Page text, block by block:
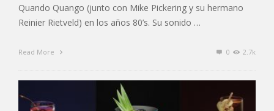
Quando Quango (junto con Mike Pickering y su hermano
Reinier Rietveld) en los años 80’s. Su sonido …
Read More 0 2.7k